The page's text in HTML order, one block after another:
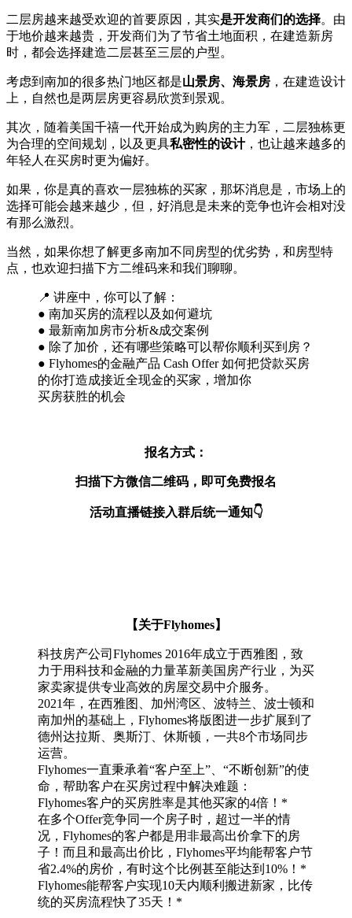
二层房越来越受欢迎的首要原因，其实是开发商们的选择。由
于地价越来越贵，开发商们为了节省土地面积，在建造新房
时，都会选择建造二层甚至三层的户型。
考虑到南加的很多热门地区都是山景房、海景房 ，在建造设计
上，自然也是两层房更容易欣赏到景观。
其次，随着美国千禧一代开始成为购房的主力军，二层独栋更
为合理的空间规划，以及更具私密性的设计，也让越来越多的
年轻人在买房时更为偏好。
如果，你是真的喜欢一层独栋的买家，那坏消息是，市场上的
选择可能会越来越少，但，好消息是未来的竞争也许会相对没
有那么激烈。
当然，如果你想了解更多南加不同房型的优劣势，和房型特
点，也欢迎扫描下方二维码来和我们聊聊。
📍 讲座中，你可以了解：
● 南加买房的流程以及如何避坑
● 最新南加房市分析&成交案例
● 除了加价，还有哪些策略可以帮你顺利买到房？
● Flyhomes的金融产品 Cash Offer 如何把贷款买房
的你打造成接近全现金的买家，增加你
买房获胜的机会
报名方式：
扫描下方微信二维码，即可免费报名
活动直播链接入群后统一通知👇
【关于Flyhomes】
科技房产公司Flyhomes 2016年成立于西雅图，致
力于用科技和金融的力量革新美国房产行业，为买
家卖家提供专业高效的房屋交易中介服务。
2021年，在西雅图、加州湾区、波特兰、波士顿和
南加州的基础上，Flyhomes将版图进一步扩展到了
德州达拉斯、奥斯汀、休斯顿，一共8个市场同步
运营。
Flyhomes一直秉承着“客户至上”、“不断创新”的使
命，帮助客户在买房过程中解决难题：
Flyhomes客户的买房胜率是其他买家的4倍！*
在多个Offer竞争同一个房子时，超过一半的情
况，Flyhomes的客户都是用非最高出价拿下的房
子！而且和最高出价比，Flyhomes平均能帮客户节
省2.4%的房价，有时这个比例甚至能达到10%！*
Flyhomes能帮客户实现10天内顺利搬进新家，比传
统的买房流程快了35天！*